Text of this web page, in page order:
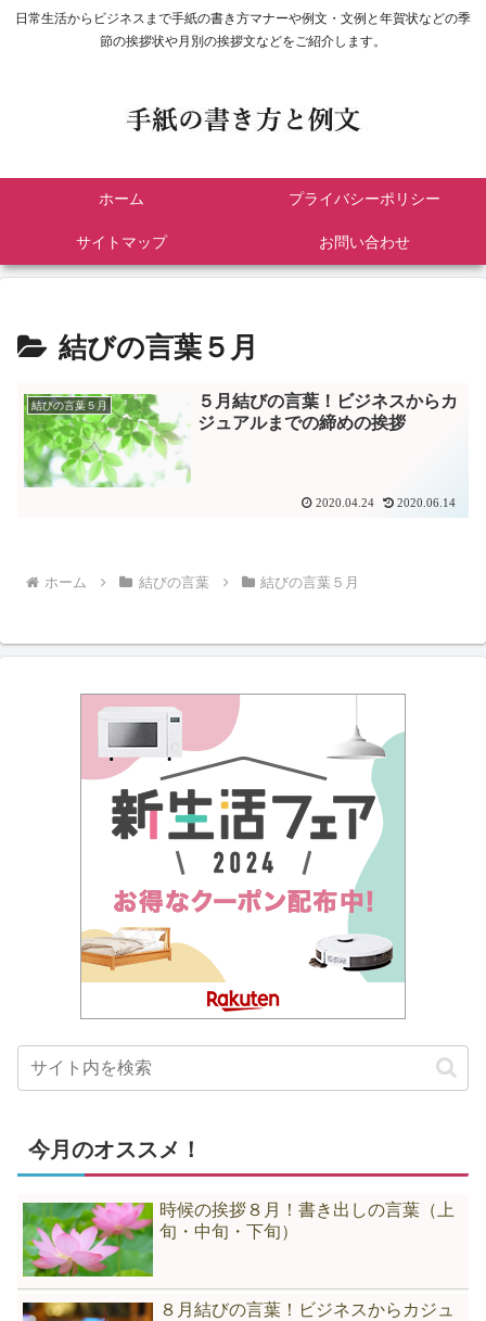
日常生活からビジネスまで手紙の書き方マナーや例文・文例と年賀状などの季
節の挨拶状や月別の挨拶文などをご紹介します。
ホーム プライバシーポリシー
サイトマップ お問い合わせ
結びの言葉５月
結びの言葉５月
５月結びの言葉！ビジネスからカ
ジュアルまでの締めの挨拶
2020.04.24 2020.06.14
ホーム 結びの言葉 結びの言葉５月
今月のオススメ！
時候の挨拶８月！書き出しの言葉（上
旬・中旬・下旬）
８月結びの言葉！ビジネスからカジュ